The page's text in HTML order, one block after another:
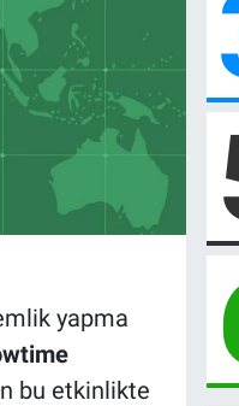
yapma
bu etkinlikte